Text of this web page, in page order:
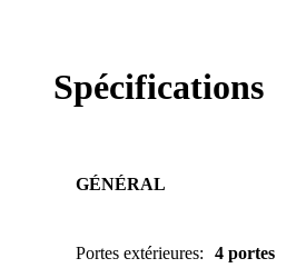
Spécifications
GÉNÉRAL
Portes extérieures:
4 portes